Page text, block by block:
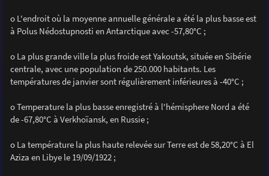
o L'endroit où la moyenne annuelle générale a été la plus basse est
à Polus Nédostupnosti en Antarctique avec -57,80°C ;
o La plus grande ville la plus froide est Yakoutsk, située en Sibérie
centrale, avec une population de 250.000 habitants. Les
températures de janvier sont régulièrement inférieures à -40°C ;
o Temperature la plus basse enregistré à l'hémisphere Nord a été
de -67,80°C à Verkhoïansk, en Russie ;
o La température la plus haute relevée sur Terre est de 58,20°C à El
Aziza en Libye le 19/09/1922 ;